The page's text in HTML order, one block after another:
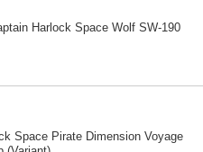
Harlock Space Wolf SW-190
Space Pirate Dimension Voyage